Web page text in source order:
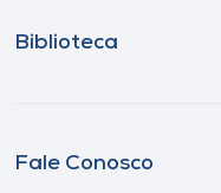
Biblioteca
Fale Conosco